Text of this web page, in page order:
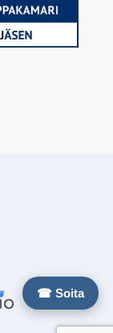
☎ Soita